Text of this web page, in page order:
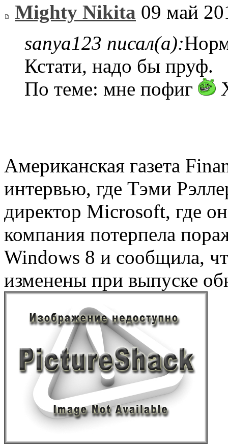
Mighty Nikita 09 май
sanya123 писал(а):
Кстати, надо бы пруф.
По теме: мне пофиг
Американская газета
интервью, где Тэми
директор Microsoft, где
компания потерпела
Windows 8 и сообщила,
изменены при выпуске